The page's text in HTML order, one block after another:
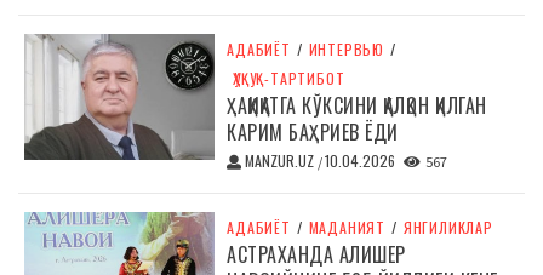
АДАБИЁТ / ИНТЕРВЬЮ /
ҲУҚУҚ-ТАРТИБОТ
ҲАҚИҚАТГА КЎКСИНИ ҚАЛҚОН ҚИЛГАН
КАРИМ БАҲРИЕВ ЁДИ
MANZUR.UZ /10.04.2026 567
АДАБИЁТ / МАДАНИЯТ / ЯНГИЛИКЛАР
АСТРАХАНДА АЛИШЕР